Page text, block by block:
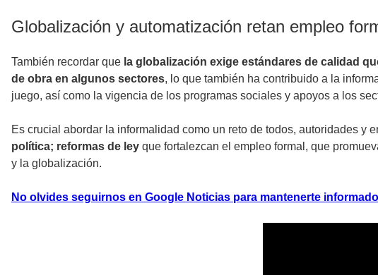
Globalización y automatización retan empleo
También recordar que la globalización exige estándares de calidad
de obra en algunos sectores, lo que también ha contribuido a la
juego, así como la vigencia de los programas sociales y apoyos a los
Es crucial abordar la informalidad como un reto de todos, autoridades
política; reformas de ley que fortalezcan el empleo formal, que
y la globalización.
No olvides seguirnos en Google Noticias para mantenerte informado